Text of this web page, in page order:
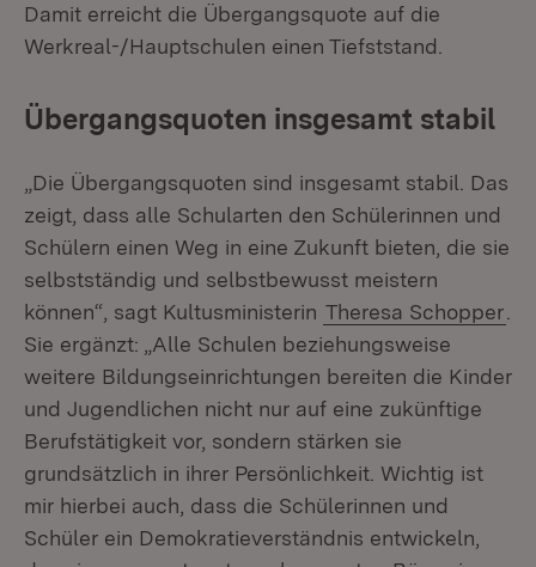
Damit erreicht die Übergangsquote auf die
Werkreal-/Hauptschulen einen Tiefststand.
Übergangsquoten insgesamt stabil
„Die Übergangsquoten sind insgesamt stabil. Das
zeigt, dass alle Schularten den Schülerinnen und
Schülern einen Weg in eine Zukunft bieten, die sie
selbstständig und selbstbewusst meistern
können“, sagt Kultusministerin Theresa Schopper
Sie ergänzt: „Alle Schulen beziehungsweise
weitere Bildungseinrichtungen bereiten die Kinder
und Jugendlichen nicht nur auf eine zukünftige
Berufstätigkeit vor, sondern stärken sie
grundsätzlich in ihrer Persönlichkeit. Wichtig ist
mir hierbei auch, dass die Schülerinnen und
Schüler ein Demokratieverständnis entwickeln,